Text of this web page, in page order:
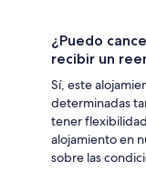
¿Puedo
recibir un
Sí, este
determinadas
tener
alojamiento en
sobre las